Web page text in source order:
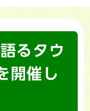
るタウ
開催し